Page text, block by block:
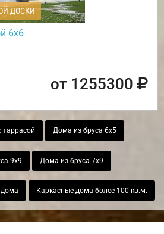
ДОСКИ
6х6
от 1255300
таррасой Дома из бруса 6х5
9х9 Дома из бруса 7х9
Каркасные дома более 100 кв.м.